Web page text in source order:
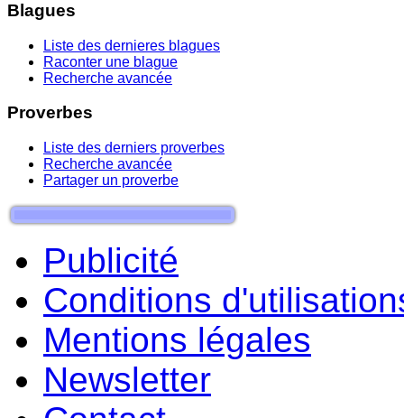
Blagues
Liste des dernieres blagues
Raconter une blague
Recherche avancée
Proverbes
Liste des derniers proverbes
Recherche avancée
Partager un proverbe
Publicité
Conditions
Mentions légales
Newsletter